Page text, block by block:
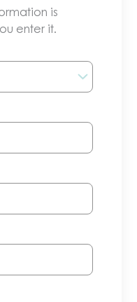
is
enter it.